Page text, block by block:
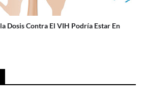
Dosis Contra El VIH Podría Estar En